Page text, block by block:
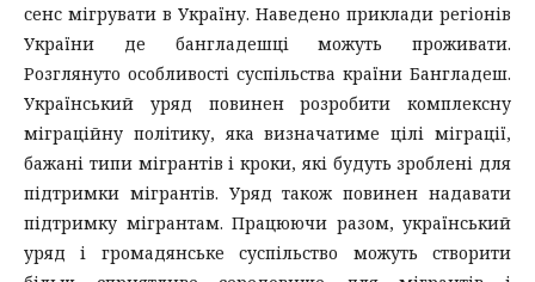
сенс мігрувати в Україну. Наведено приклади регіонів
України де бангладешці можуть проживати.
Розглянуто особливості суспільства країни Бангладеш.
Український уряд повинен розробити комплексну
міграційну політику, яка визначатиме цілі міграції,
бажані типи мігрантів і кроки, які будуть зроблені для
підтримки мігрантів. Уряд також повинен надавати
підтримку мігрантам. Працюючи разом, український
уряд і громадянське суспільство можуть створити